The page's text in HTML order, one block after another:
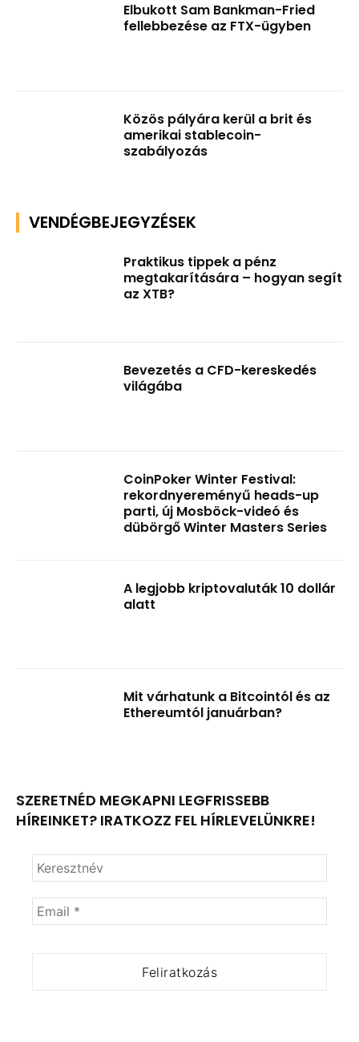
Elbukott Sam Bankman-Fried
fellebbezése az FTX-ügyben
Közös pályára kerül a brit és
amerikai stablecoin-
szabályozás
VENDÉGBEJEGYZÉSEK
Praktikus tippek a pénz
megtakarítására – hogyan segít
az XTB?
Bevezetés a CFD-kereskedés
világába
CoinPoker Winter Festival:
rekordnyereményű heads-up
parti, új Mosböck-videó és
dübörgő Winter Masters Series
A legjobb kriptovaluták 10 dollár
alatt
Mit várhatunk a Bitcointól és az
Ethereumtól januárban?
SZERETNÉD MEGKAPNI LEGFRISSEBB
HÍREINKET? IRATKOZZ FEL HÍRLEVELÜNKRE!